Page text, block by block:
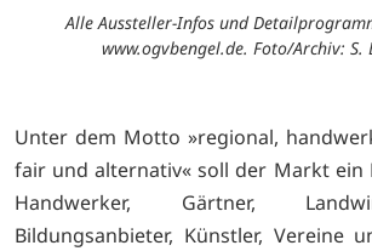
Alle Aussteller-Infos und
www.ogvbengel.de. Foto/Archiv: S.
Unter dem Motto »regional,
fair und alternativ« soll der Markt ein
Handwerker, Gärtner,
Bildungsanbieter, Künstler, Vereine